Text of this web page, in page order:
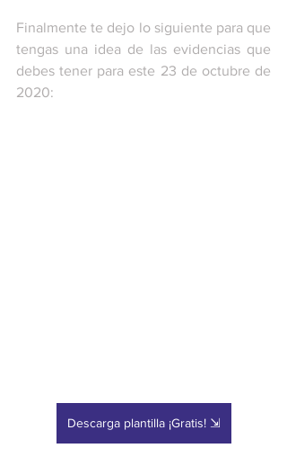
Finalmente te dejo lo siguiente para que
tengas una idea de las evidencias que
debes tener para este 23 de octubre de
2020:
Descarga plantilla ¡Gratis! ⇲